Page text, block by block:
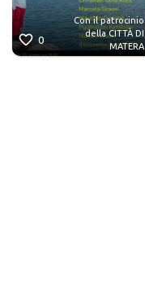
0
Con il patrocinio
della CITTÀ DI
MATERA